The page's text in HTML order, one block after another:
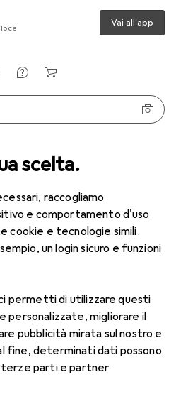
scelta.
raccogliamo
e comportamento d'uso
cookie e tecnologie simili.
un login sicuro e funzioni
permetti di utilizzare questi
migliorare il
pubblicità mirata sul nostro e
fine, determinati dati possono
terze parti e partner
Vai all'app
stradale di Parigi
stradale di Parigi
Vista stradale
il prodotto Trefl Vista